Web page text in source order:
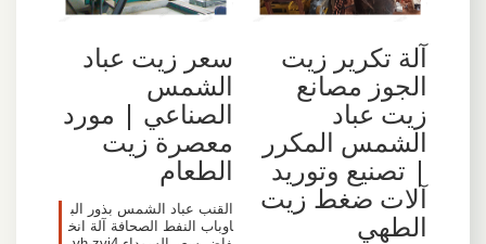
آلة تكرير زيت
الجوز مصانع
زيت عباد
الشمس المكرر
| تصنيع وتوريد
آلات ضغط زيت
الطهي
سعر زيت عباد
الشمس
الصناعي | مورد
معصرة زيت
الطعام
القنب عباد الشمس بذور الب
اوباب النفط الصحافة آلة انخ